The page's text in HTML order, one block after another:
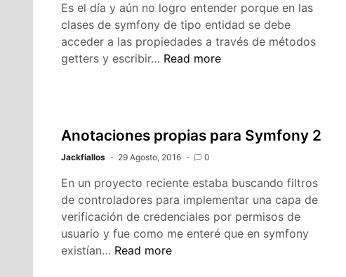
Es el día y aún no logro entender porque en las
clases de symfony de tipo entidad se debe
acceder a las propiedades a través de métodos
getters y escribir… Evitando
en
las
entitades
Symfony
Read more
Anotaciones propias para Symfony 2
Jackfiallos 29 Agosto, 2016 0
En un proyecto reciente estaba buscando filtros
de controladores para implementar una capa de
verificación de credenciales por permisos de
usuario y fue como me enteré que en symfony
existían… Anotaciones
Read more